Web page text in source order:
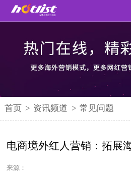
首页 > 资讯频道 > 常见问题
电商境外红人营销：拓展
来源：